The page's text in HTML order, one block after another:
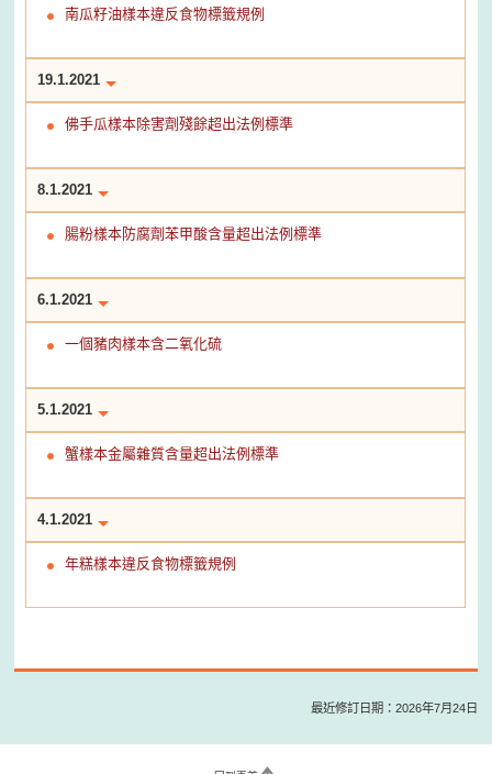
南瓜籽油樣本違反食物標籤規例
19.1.2021
佛手瓜樣本除害劑殘餘超出法例標準
8.1.2021
腸粉樣本防腐劑苯甲酸含量超出法例標準
6.1.2021
一個豬肉樣本含二氧化硫
5.1.2021
蟹樣本金屬雜質含量超出法例標準
4.1.2021
年糕樣本違反食物標籤規例
最近修訂日期：2026年7月24日